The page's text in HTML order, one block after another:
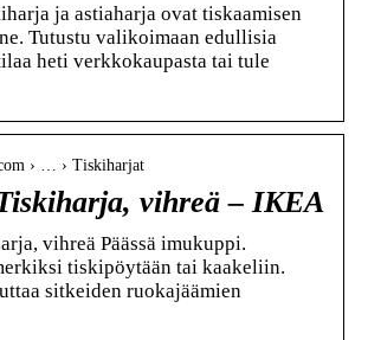
ja astiaharja ovat tiskaamisen
Tutustu valikoimaan edullisia
heti verkkokaupasta tai tule
› … › Tiskiharjat
vihreä – IKEA
vihreä Päässä imukuppi.
tiskipöytään tai kaakeliin.
sitkeiden ruokajäämien